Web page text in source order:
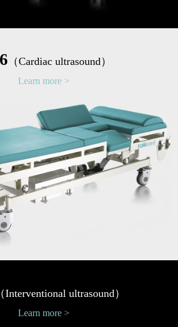
（Cardiac ultrasound）
Learn more >
Interventional ultrasound）
Learn more >